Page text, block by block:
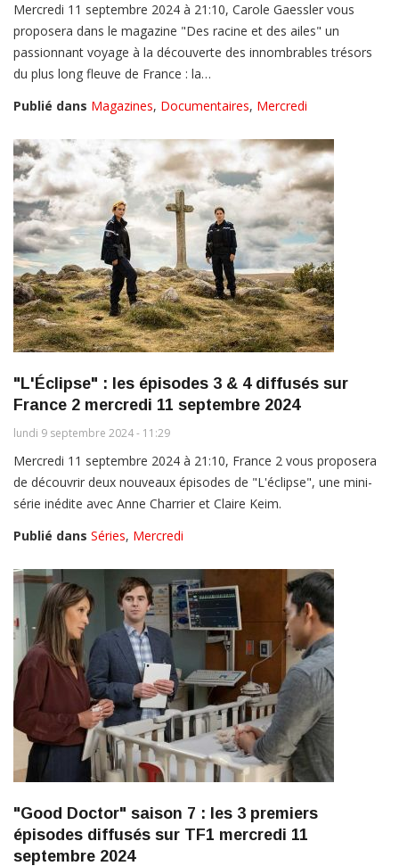
Mercredi 11 septembre 2024 à 21:10, Carole Gaessler vous
proposera dans le magazine "Des racine et des ailes" un
passionnant voyage à la découverte des innombrables trésors
du plus long fleuve de France : la…
Publié dans Magazines, Documentaires, Mercredi
"L'Éclipse" : les épisodes 3 & 4 diffusés sur
France 2 mercredi 11 septembre 2024
lundi 9 septembre 2024 - 11:29
Mercredi 11 septembre 2024 à 21:10, France 2 vous proposera
de découvrir deux nouveaux épisodes de "L'éclipse", une mini-
série inédite avec Anne Charrier et Claire Keim.
Publié dans Séries, Mercredi
"Good Doctor" saison 7 : les 3 premiers
épisodes diffusés sur TF1 mercredi 11
septembre 2024